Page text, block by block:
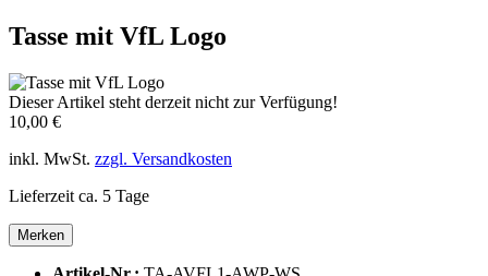
Tasse mit VfL Logo
Dieser Artikel steht derzeit nicht zur Verfügung!
10,00 €
inkl. MwSt. zzgl. Versandkosten
Lieferzeit ca. 5 Tage
Merken